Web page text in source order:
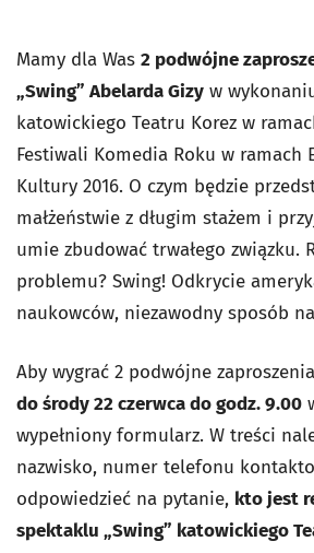
Mamy dla Was 2 podwójne
„Swing” Abelarda Gizy w
katowickiego Teatru Korez w
Festiwali Komedia Roku w ramach
Kultury 2016. O czym będzie
małżeństwie z długim stażem i
umie zbudować trwałego związku.
problemu? Swing! Odkrycie
naukowców, niezawodny sposób
Aby wygrać 2 podwójne
do środy 22 czerwca do godz. 9.00
wypełniony formularz. W treści
nazwisko, numer telefonu
odpowiedzieć na pytanie, kto jest
spektaklu „Swing” katowickiego